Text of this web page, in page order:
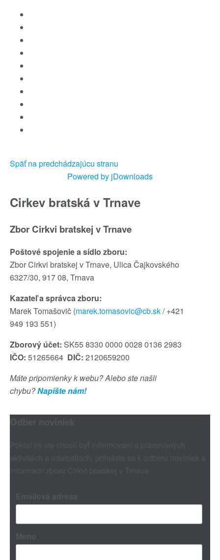
Späť na predchádzajúcu stranu
Powered by jDownloads
Cirkev bratská v Trnave
Zbor Cirkvi bratskej v Trnave
Poštové spojenie a sídlo zboru:
Zbor Cirkvi bratskej v Trnave, Ulica Čajkovského
6327/30, 917 08, Trnava
Kazateľ a správca zboru:
Marek Tomašovič (marek.tomasovic@cb.sk/ +421
949 193 551)
Zborový účet: SK55 8330 0000 0028 0136 2983
IČO: 51265664 DIČ: 2120659200
Máte pripomienky k webu? Alebo ste našli
chybu?Napíšte nám!